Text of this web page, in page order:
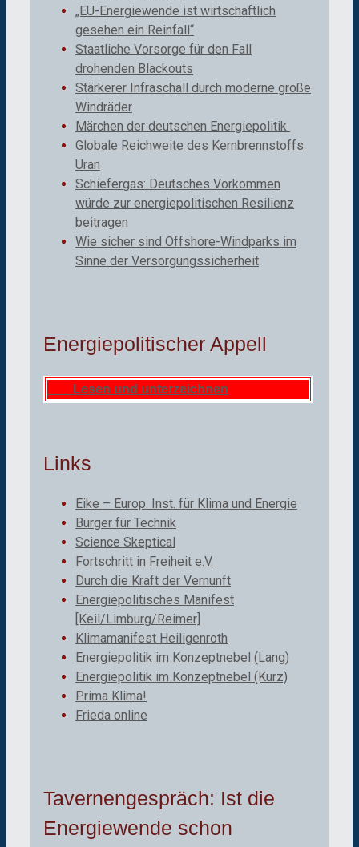
„EU-Energiewende ist wirtschaftlich
gesehen ein Reinfall“
Staatliche Vorsorge für den Fall
drohenden Blackouts
Stärkerer Infraschall durch moderne große
Windräder
Märchen der deutschen Energiepolitik
Globale Reichweite des Kernbrennstoffs
Uran
Schiefergas: Deutsches Vorkommen
würde zur energiepolitischen Resilienz
beitragen
Wie sicher sind Offshore-Windparks im
Sinne der Versorgungssicherheit
Energiepolitischer Appell
Lesen und unterzeichnen
Links
Eike – Europ. Inst. für Klima und Energie
Bürger für Technik
Science Skeptical
Fortschritt in Freiheit e.V.
Durch die Kraft der Vernunft
Energiepolitisches Manifest
[Keil/Limburg/Reimer]
Klimamanifest Heiligenroth
Energiepolitik im Konzeptnebel (Lang)
Energiepolitik im Konzeptnebel (Kurz)
Prima Klima!
Frieda online
Tavernengespräch: Ist die
Energiewende schon